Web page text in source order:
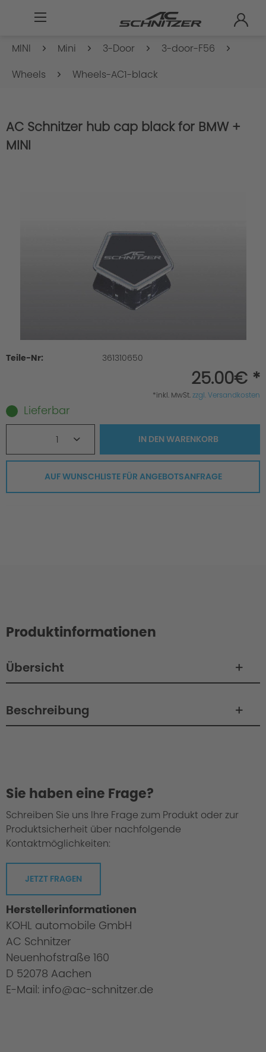
MINI Mini 3-Door
3-door-F56
Wheels
Wheels-AC1-black
AC Schnitzer hub cap black for BMW +
MINI
Teile-Nr: 361310650
25.00€ *
*inkl. MwSt.zzgl. Versandkosten
Lieferbar
1 IN DENWARENKORB
AUF WUNSCHLISTE FÜR ANGEBOTSANFRAGE
Produktinformationen
Übersicht
Beschreibung
Sie haben eine Frage?
Schreiben Sie uns Ihre Frage zum Produkt oder zur
Produktsicherheit über nachfolgende
Kontaktmöglichkeiten:
JETZT FRAGEN
Herstellerinformationen
KOHL automobile GmbH
AC Schnitzer
Neuenhofstraße 160
D 52078 Aachen
E-Mail: info@ac-schnitzer.de